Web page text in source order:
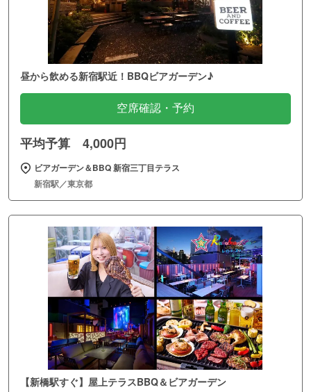
昼から飲める新宿駅近！BBQビアガーデン♪
空席確認・予約
平均予算 4,000円
ビアガーデン＆BBQ 新宿三丁目テラス
新宿駅／東京都
【新橋駅すぐ】屋上テラスBBQ＆ビアガーデン